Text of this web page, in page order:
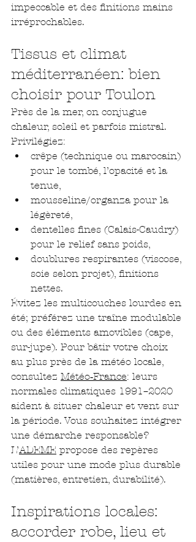
impeccable et des finitions mains
irréprochables.
Tissus et climat
méditerranéen: bien
choisir pour Toulon
Près de la mer, on conjugue
chaleur, soleil et parfois mistral.
Privilégiez:
crêpe (technique ou marocain)
pour le tombé, l’opacité et la
tenue,
mousseline/organza pour la
légèreté,
dentelles fines (Calais-Caudry)
pour le relief sans poids,
doublures respirantes (viscose,
soie selon projet), finitions
nettes.
Évitez les multicouches lourdes en
été; préférez une traîne modulable
ou des éléments amovibles (cape,
sur-jupe). Pour bâtir votre choix
au plus près de la météo locale,
consultez Météo‑France: leurs
normales climatiques 1991–2020
aident à situer chaleur et vent sur
la période. Vous souhaitez intégrer
une démarche responsable?
L’ADEME propose des repères
utiles pour une mode plus durable
(matières, entretien, durabilité).
Inspirations locales:
accorder robe, lieu et